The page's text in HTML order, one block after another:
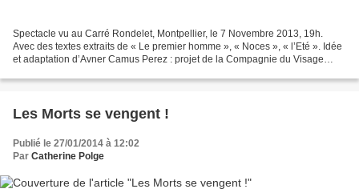
Spectacle vu au Carré Rondelet, Montpellier, le 7 Novembre 2013, 19h.
Avec des textes extraits de « Le premier homme », « Noces », « l’Eté ». Idée
et adaptation d’Avner Camus Perez : projet de la Compagnie du Visage
Les Morts se vengent !
Publié le 27/01/2014 à 12:02
Par Catherine Polge